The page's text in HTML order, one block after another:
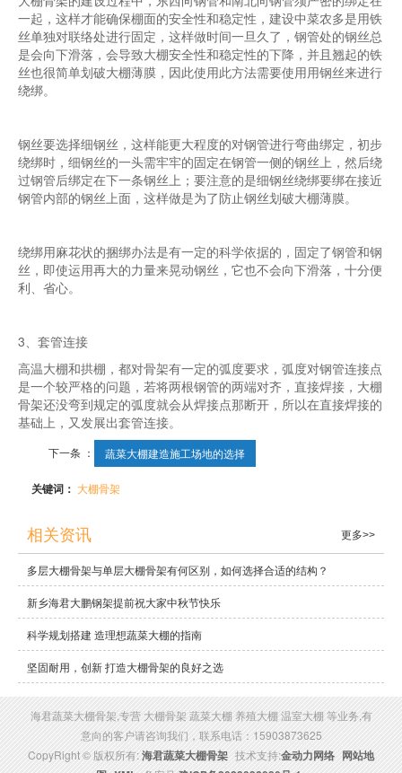
一起，这样才能确保棚面的安全性和稳定性，建设中菜农多是用铁
丝单独对联络处进行固定，这样做时间一旦久了，钢管处的钢丝总
是会向下滑落，会导致大棚安全性和稳定性的下降，并且翘起的铁
丝也很简单划破大棚薄膜，因此使用此方法需要使用用钢丝来进行
绕绑。
钢丝要选择细钢丝，这样能更大程度的对钢管进行弯曲绑定，初步
绕绑时，细钢丝的一头需牢牢的固定在钢管一侧的钢丝上，然后绕
过钢管后绑定在下一条钢丝上；要注意的是细钢丝绕绑要绑在接近
钢管内部的钢丝上面，这样做是为了防止钢丝划破大棚薄膜。
绕绑用麻花状的捆绑办法是有一定的科学依据的，固定了钢管和钢
丝，即使运用再大的力量来晃动钢丝，它也不会向下滑落，十分便
利、省心。
3、套管连接
高温大棚和拱棚，都对骨架有一定的弧度要求，弧度对钢管连接点
是一个较严格的问题，若将两根钢管的两端对齐，直接焊接，大棚
骨架还没弯到规定的弧度就会从焊接点那断开，所以在直接焊接的
基础上，又发展出套管连接。
下一条 ： 蔬菜大棚建造施工场地的选择
关键词： 大棚骨架
相关资讯 更多>>
多层大棚骨架与单层大棚骨架有何区别，如何选择合适的结构？
新乡海君大鹏钢架提前祝大家中秋节快乐
科学规划搭建 造理想蔬菜大棚的指南
坚固耐用，创新 打造大棚骨架的良好之选
海君蔬菜大棚骨架,专营 大棚骨架 蔬菜大棚 养殖大棚 温室大棚 等业务,有
意向的客户请咨询我们，联系电话：15903873625
CopyRight © 版权所有:海君蔬菜大棚骨架 技术支持:金动力网络 网站地